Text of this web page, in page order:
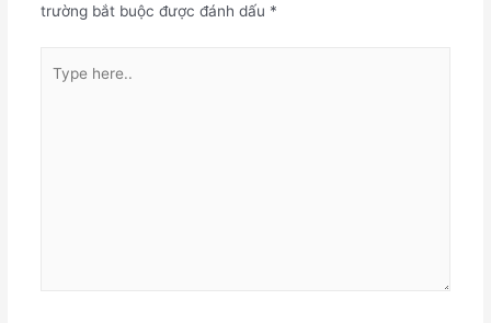
trường bắt buộc được đánh dấu *
here..